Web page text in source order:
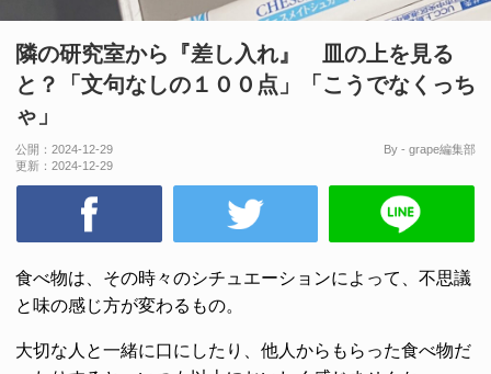
隣の研究室から『差し入れ』 皿の上を見る
と？「文句なしの１００点」「こうでなくっち
ゃ」
公開： 2024-12-29
更新： 2024-12-29
By - grape編集部
食べ物は、その時々のシチュエーションによって、不思議
と味の感じ方が変わるもの。
大切な人と一緒に口にしたり、他人からもらった食べ物だ